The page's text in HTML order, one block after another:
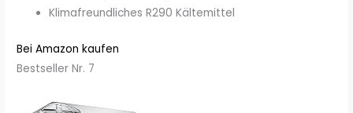
Klimafreundliches R290 Kältemittel
Bei Amazon kaufen
Bestseller Nr. 7